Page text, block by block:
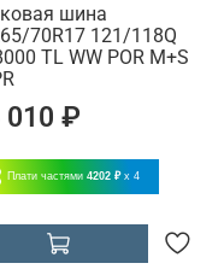
шина
70R17 121/118Q
TL WW POR M+S
010 ₽
Плати частями 4202 ₽ x 4